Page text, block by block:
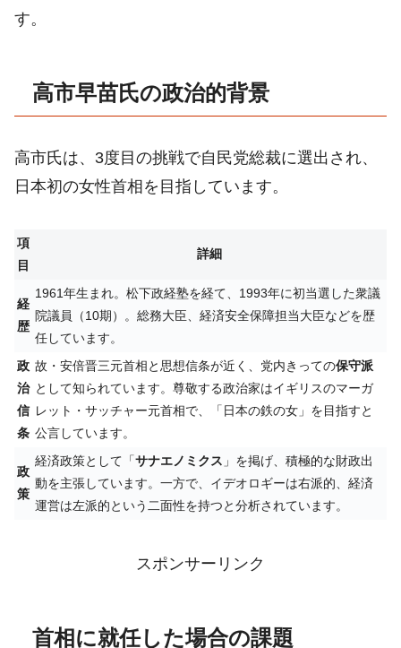
す。
高市早苗氏の政治的背景
高市氏は、3度目の挑戦で自民党総裁に選出され、
日本初の女性首相を目指しています。
項
目
詳細
経
歴
1961年生まれ​。松下政経塾を経て、1993年に初当選した衆議
院議員（10期） ​。総務大臣、経済安全保障担当大臣などを歴
任しています​。
政
治
信
条
故・安倍晋三元首相と思想信条が近く、党内きっての保守派
として知られています​。尊敬する政治家はイギリスのマーガ
レット・サッチャー元首相で、「日本の鉄の女」を目指すと
公言しています​。
政
策
経済政策として「サナエノミクス 」を掲げ、積極的な財政出
動を主張しています​。一方で、イデオロギーは右派的、経済
運営は左派的という二面性を持つと分析されています​。
スポンサーリンク
首相に就任した場合の課題